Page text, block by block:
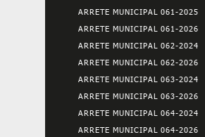
ARRETE MUNICIPAL 061-2025
ARRETE MUNICIPAL 061-2026
ARRETE MUNICIPAL 062-2024
ARRETE MUNICIPAL 062-2026
ARRETE MUNICIPAL 063-2024
ARRETE MUNICIPAL 063-2026
ARRETE MUNICIPAL 064-2024
ARRETE MUNICIPAL 064-2026